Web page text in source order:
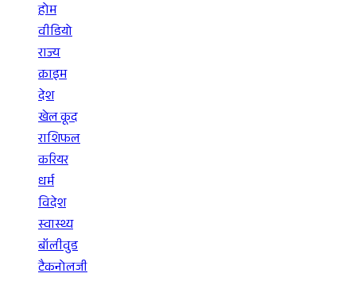
होम
वीडियो
राज्य
क्राइम
देश
खेल कूद
राशिफल
करियर
धर्म
विदेश
स्वास्थ्य
बॉलीवुड
टैकनोलजी